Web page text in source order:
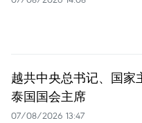
越共中央总书记、国家
泰国国会主席
07/08/2026 13:47